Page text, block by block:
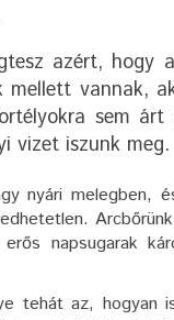
azért, hogy
mellett vannak,
sem
vizet iszunk meg.
nyári melegben,
napsugarak
tehát az,